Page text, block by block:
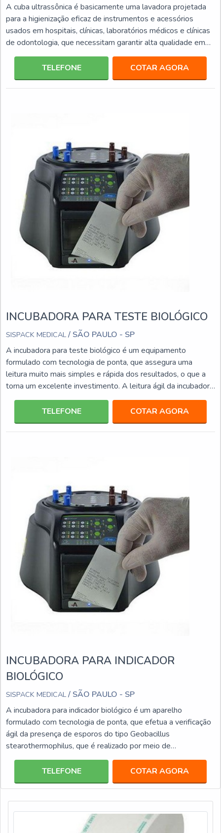
A cuba ultrassônica é basicamente uma lavadora projetada
para a higienização eficaz de instrumentos e acessórios
usados em hospitais, clínicas, laboratórios médicos e clínicas
de odontologia, que necessitam garantir alta qualidade em
termos de limpeza dos artigos.Informações específicas do
produtoFundamentalmente, as cubas ultrassônicas efetuam
a higienização dos elementos por meio de cavitação, o que
possibilita uma limpeza profunda de até mesmo locais difíceis
TELEFONE COTAR AGORA
INCUBADORA PARA TESTE BIOLÓGICO
SISPACK MEDICAL / SÃO PAULO - SP
A incubadora para teste biológico é um equipamento
formulado com tecnologia de ponta, que assegura uma
leitura muito mais simples e rápida dos resultados, o que a
torna um excelente investimento. A leitura ágil da incubadora
é atribuída ao processo de fluorescência, que identifica com
alta precisão a enzima e a alfa-glucosidase do esporo
Geobacillu stearothermophilus. Além da rápida detecção das
atividades, o equipamento é versátil, pois é adequado para
TELEFONE COTAR AGORA
INCUBADORA PARA INDICADOR
BIOLÓGICO
SISPACK MEDICAL / SÃO PAULO - SP
A incubadora para indicador biológico é um aparelho
formulado com tecnologia de ponta, que efetua a verificação
ágil da presença de esporos do tipo Geobacillus
stearothermophilus, que é realizado por meio de
fluorescência, o que faz dele um aparelho de elevada
eficiência, tão qualificado quanto os métodos de incubação
tradicionais. Esta modalidade de incubadora conta com
vantajosa, entre eles: Tela de controle fácil de manusear;
TELEFONE COTAR AGORA